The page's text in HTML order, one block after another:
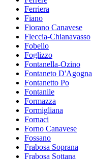
Ferriera
Fiano
Fiorano Canavese
Fleccia-Chianavasso
Fobello
Foglizzo
Fontanella-Ozino
Fontaneto D'Agogna
Fontanetto Po
Fontanile
Formazza
Formigliana
Fornaci
Forno Canavese
Fossano
Frabosa Soprana
Frabosa Sottana